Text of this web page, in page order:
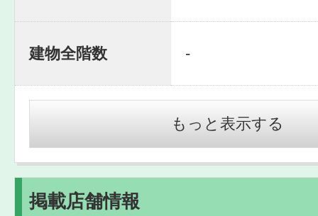
建物全階数 -
もっと表示する
掲載店舗情報